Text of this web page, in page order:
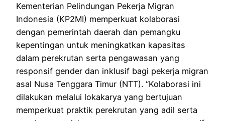
Kementerian Pelindungan Pekerja Migran
Indonesia (KP2MI) memperkuat kolaborasi
dengan pemerintah daerah dan pemangku
kepentingan untuk meningkatkan kapasitas
dalam perekrutan serta pengawasan yang
responsif gender dan inklusif bagi pekerja migran
asal Nusa Tenggara Timur (NTT). “Kolaborasi ini
dilakukan melalui lokakarya yang bertujuan
memperkuat praktik perekrutan yang adil serta